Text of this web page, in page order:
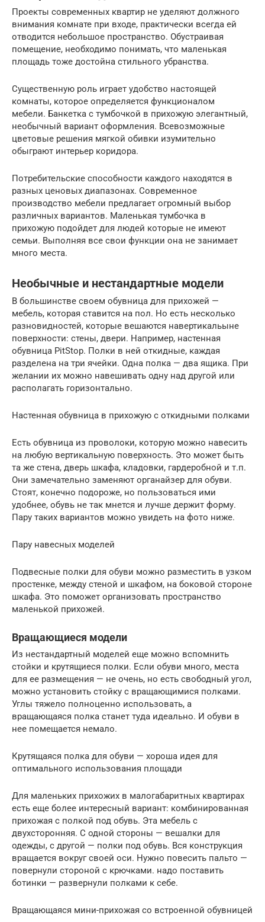
Проекты современных квартир не уделяют должного
внимания комнате при входе, практически всегда ей
отводится небольшое пространство. Обустраивая
помещение, необходимо понимать, что маленькая
площадь тоже достойна стильного убранства.
Существенную роль играет удобство настоящей
комнаты, которое определяется функционалом
мебели. Банкетка с тумбочкой в прихожую элегантный,
необычный вариант оформления. Всевозможные
цветовые решения мягкой обивки изумительно
обыграют интерьер коридора.
Потребительские способности каждого находятся в
разных ценовых диапазонах. Современное
производство мебели предлагает огромный выбор
различных вариантов. Маленькая тумбочка в
прихожую подойдет для людей которые не имеют
семьи. Выполняя все свои функции она не занимает
много места.
Необычные и нестандартные модели
В большинстве своем обувница для прихожей —
мебель, которая ставится на пол. Но есть несколько
разновидностей, которые вешаются навертикальыне
поверхности: стены, двери. Например, настенная
обувница PitStop. Полки в ней откидные, каждая
разделена на три ячейки. Одна полка — два ящика. При
желании их можно навешивать одну над другой или
располагать горизонтально.
Настенная обувница в прихожую с откидными полками
Есть обувница из проволоки, которую можно навесить
на любую вертикальную поверхность. Это может быть
та же стена, дверь шкафа, кладовки, гардеробной и т.п.
Они замечательно заменяют органайзер для обуви.
Стоят, конечно подороже, но пользоваться ими
удобнее, обувь не так мнется и лучше держит форму.
Пару таких вариантов можно увидеть на фото ниже.
Пару навесных моделей
Подвесные полки для обуви можно разместить в узком
простенке, между стеной и шкафом, на боковой стороне
шкафа. Это поможет организовать пространство
маленькой прихожей.
Вращающиеся модели
Из нестандартный моделей еще можно вспомнить
стойки и крутящиеся полки. Если обуви много, места
для ее размещения — не очень, но есть свободный угол,
можно установить стойку с вращающимися полками.
Углы тяжело полноценно использовать, а
вращающаяся полка станет туда идеально. И обуви в
нее помещается немало.
Крутящаяся полка для обуви — хороша идея для
оптимального использования площади
Для маленьких прихожих в малогабаритных квартирах
есть еще более интересный вариант: комбинированная
прихожая с полкой под обувь. Эта мебель с
двухсторонняя. С одной стороны — вешалки для
одежды, с другой — полки под обувь. Вся конструкция
вращается вокруг своей оси. Нужно повесить пальто —
повернули стороной с крючками. надо поставить
ботинки — развернули полками к себе.
Вращающаяся мини-прихожая со встроенной обувницей